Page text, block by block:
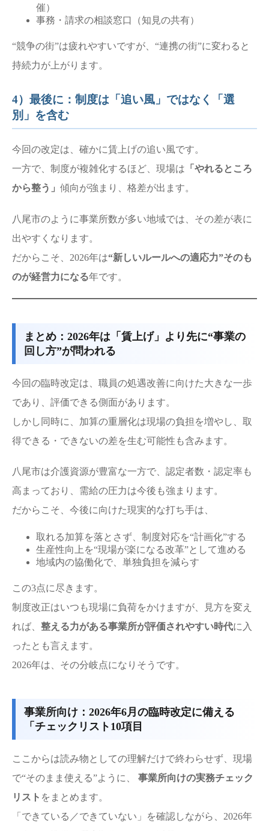
催）
事務・請求の相談窓口（知見の共有）
“競争の街”は疲れやすいですが、“連携の街”に変わると
持続力が上がります。
4）最後に：制度は「追い風」ではなく「選
別」を含む
今回の改定は、確かに賃上げの追い風です。
一方で、制度が複雑化するほど、現場は 「やれるところ
から整う」 傾向が強まり、格差が出ます。
八尾市のように事業所数が多い地域では、その差が表に
出やすくなります。
だからこそ、2026年は“新しいルールへの適応力”そのも
のが経営力になる年です。
まとめ：2026年は「賃上げ」より先に“事業の
回し方”が問われる
今回の臨時改定は、職員の処遇改善に向けた大きな一歩
であり、評価できる側面があります。
しかし同時に、加算の重層化は現場の負担を増やし、取
得できる・できないの差を生む可能性も含みます。
八尾市は介護資源が豊富な一方で、認定者数・認定率も
高まっており、需給の圧力は今後も強まります。
だからこそ、今後に向けた現実的な打ち手は、
取れる加算を落とさず、制度対応を“計画化”する
生産性向上を“現場が楽になる改革”として進める
地域内の協働化で、単独負担を減らす
この3点に尽きます。
制度改正はいつも現場に負荷をかけますが、見方を変え
れば、 整える力がある事業所が評価されやすい時代に入
ったとも言えます。
2026年は、その分岐点になりそうです。
事業所向け：2026年6月の臨時改定に備える
「チェックリスト10項目
ここからは読み物としての理解だけで終わらせず、現場
で“そのまま使える”ように、 事業所向けの実務チェック
リスト をまとめます。
「できている／できていない」を確認しながら、2026年